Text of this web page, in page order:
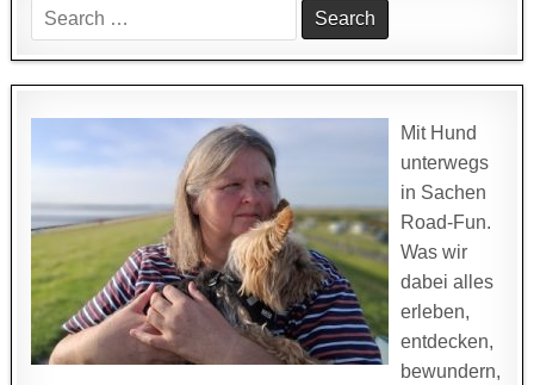
Search
for:
Mit Hund
unterwegs
in Sachen
Road-Fun.
Was wir
dabei alles
erleben,
entdecken,
bewundern,